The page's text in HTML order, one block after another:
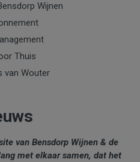
Wijnen
Thuis
van Wouter
van Bensdorp Wijnen & de
met elkaar samen, dat het